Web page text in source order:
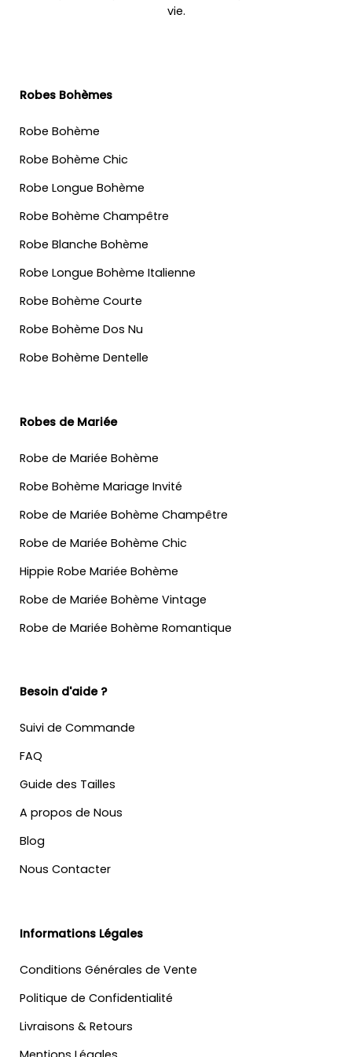
vie.
Robes Bohèmes
Robe Bohème
Robe Bohème Chic
Robe Longue Bohème
Robe Bohème Champêtre
Robe Blanche Bohème
Robe Longue Bohème Italienne
Robe Bohème Courte
Robe Bohème Dos Nu
Robe Bohème Dentelle
Robes de Mariée
Robe de Mariée Bohème
Robe Bohème Mariage Invité
Robe de Mariée Bohème Champêtre
Robe de Mariée Bohème Chic
Hippie Robe Mariée Bohème
Robe de Mariée Bohème Vintage
Robe de Mariée Bohème Romantique
Besoin d'aide ?
Suivi de Commande
FAQ
Guide des Tailles
A propos de Nous
Blog
Nous Contacter
Informations Légales
Conditions Générales de Vente
Politique de Confidentialité
Livraisons & Retours